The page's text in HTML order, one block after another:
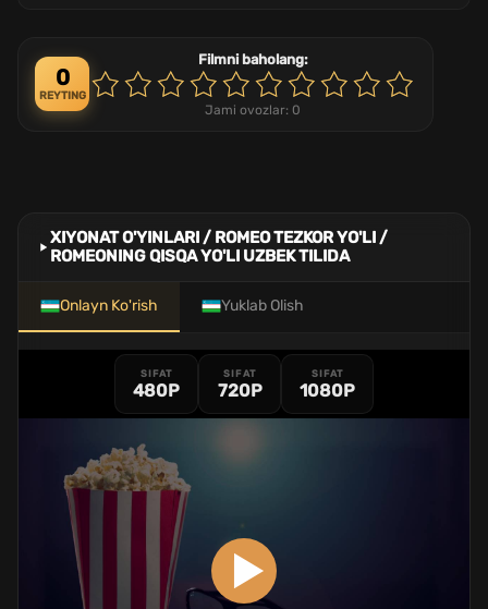
0
REYTING
Filmni baholang:
Jami ovozlar: 0
XIYONAT O'YINLARI / ROMEO TEZKOR YO'LI /
ROMEONING QISQA YO'LI UZBEK TILIDA
Onlayn Ko'rish Yuklab Olish
SIFAT
480P
SIFAT
720P
SIFAT
1080P